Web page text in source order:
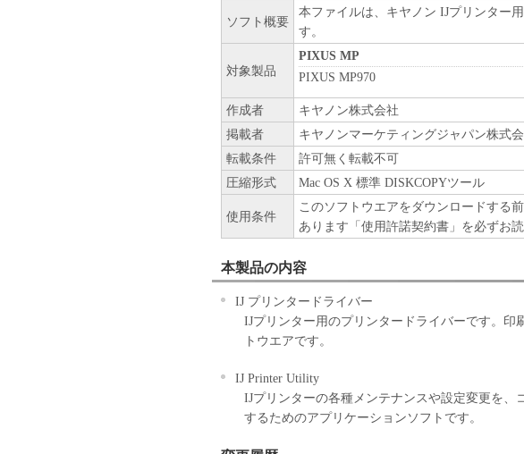
ソフト概要
本ファイルは、キヤノン IJプリンター
す。
対象製品
PIXUS MP
PIXUS MP970
作成者
キヤノン株式会社
掲載者
キヤノンマーケティングジャパン株式
転載条件
許可無く転載不可
圧縮形式
Mac OS X 標準 DISKCOPYツール
使用条件
このソフトウエアをダウンロードする
あります「使用許諾契約書」を必ずお読
本製品の内容
IJ プリンタードライバー
IJプリンター用のプリンタードライバーです。印
トウエアです。
IJ Printer Utility
IJプリンターの各種メンテナンスや設定変更を、
するためのアプリケーションソフトです。